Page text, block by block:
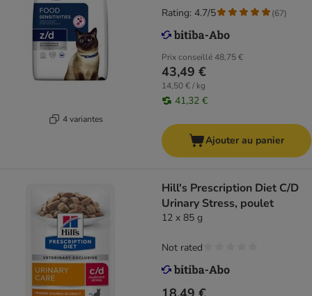
4 variantes
Prix conseillé48,75 €
43,49 €
14,50 € / kg
41,32 €
Rating: 4.7/5 (67)
Ajouter au panier
Hill's Prescription Diet C/D
Urinary Stress, poulet
12 x 85 g
Not rated